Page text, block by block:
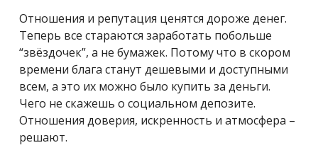
Отношения и репутация ценятся дороже денег.
Теперь все стараются заработать побольше
“звёздочек”, а не бумажек. Потому что в скором
времени блага станут дешевыми и доступными
всем, а это их можно было купить за деньги.
Чего не скажешь о социальном депозите.
Отношения доверия, искренность и атмосфера –
решают.